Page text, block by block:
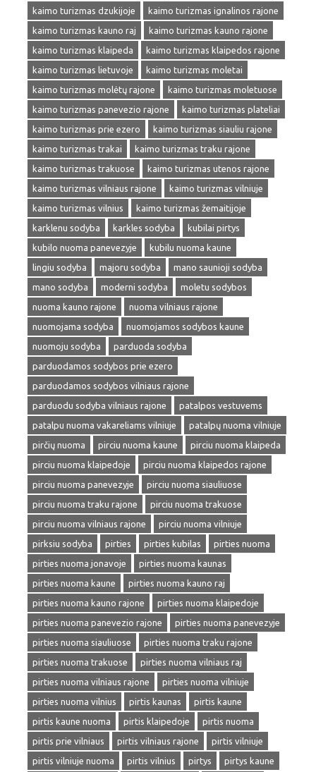
kaimo turizmas dzukijoje
kaimo turizmas ignalinos rajone
kaimo turizmas kauno raj
kaimo turizmas kauno rajone
kaimo turizmas klaipeda
kaimo turizmas klaipedos rajone
kaimo turizmas lietuvoje
kaimo turizmas moletai
kaimo turizmas molėtų rajone
kaimo turizmas moletuose
kaimo turizmas panevezio rajone
kaimo turizmas plateliai
kaimo turizmas prie ezero
kaimo turizmas siauliu rajone
kaimo turizmas trakai
kaimo turizmas traku rajone
kaimo turizmas trakuose
kaimo turizmas utenos rajone
kaimo turizmas vilniaus rajone
kaimo turizmas vilniuje
kaimo turizmas vilnius
kaimo turizmas žemaitijoje
karklenu sodyba
karkles sodyba
kubilai pirtys
kubilo nuoma panevezyje
kubilu nuoma kaune
lingiu sodyba
majoru sodyba
mano saunioji sodyba
mano sodyba
moderni sodyba
moletu sodybos
nuoma kauno rajone
nuoma vilniaus rajone
nuomojama sodyba
nuomojamos sodybos kaune
nuomoju sodyba
parduoda sodyba
parduodamos sodybos prie ezero
parduodamos sodybos vilniaus rajone
parduodu sodyba vilniaus rajone
patalpos vestuvems
patalpu nuoma vakareliams vilniuje
patalpų nuoma vilniuje
pirčių nuoma
pirciu nuoma kaune
pirciu nuoma klaipeda
pirciu nuoma klaipedoje
pirciu nuoma klaipedos rajone
pirciu nuoma panevezyje
pirciu nuoma siauliuose
pirciu nuoma traku rajone
pirciu nuoma trakuose
pirciu nuoma vilniaus rajone
pirciu nuoma vilniuje
pirksiu sodyba
pirties pirties kubilas
pirties nuoma
pirties nuoma jonavoje
pirties nuoma kaunas
pirties nuoma kaune
pirties nuoma kauno raj
pirties nuoma kauno rajone
pirties nuoma klaipedoje
pirties nuoma panevezio rajone
pirties nuoma panevezyje
pirties nuoma siauliuose
pirties nuoma traku rajone
pirties nuoma trakuose
pirties nuoma vilniaus raj
pirties nuoma vilniaus rajone
pirties nuoma vilniuje
pirties nuoma vilnius
pirtis kaunas
pirtis kaune
pirtis kaune nuoma
pirtis klaipedoje
pirtis nuoma
pirtis prie vilniaus
pirtis vilniaus rajone
pirtis vilniuje
pirtis vilniuje nuoma
pirtis vilnius pirtys
pirtys kaune